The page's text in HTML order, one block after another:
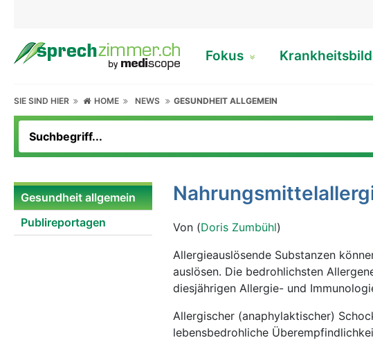
Fokus
SIE SIND HIER HOME NEWS GESUNDHEIT ALLGEMEIN
Gesundheit allgemein
Publireportagen
Von (Doris Zumbühl)
Allergieauslösende Substanzen
auslösen. Die bedrohlichsten
diesjährigen Allergie- und
Allergischer (anaphylaktischer)
lebensbedrohliche